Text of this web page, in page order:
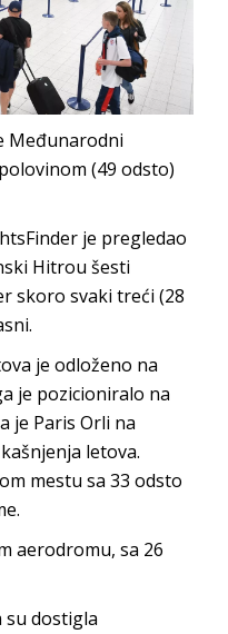
Međunarodni
(49 odsto)
je pregledao
Hitrou šesti
skoro svaki treći (28
je odloženo na
je pozicioniralo na
je Paris Orli na
letova.
mestu sa 33 odsto
aerodromu, sa 26
su dostigla